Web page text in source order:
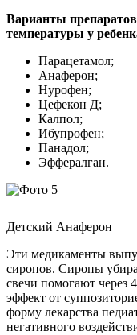
Варианты
температуры у
Парацетамол;
Анаферон;
Нурофен;
Цефекон Д;
Калпол;
Ибупрофен;
Панадол;
Эффералган.
Детский Анаферон
Эти медикаменты
сиропов. Сиропы
свечи помогают через
эффект от
форму лекарства
негативного